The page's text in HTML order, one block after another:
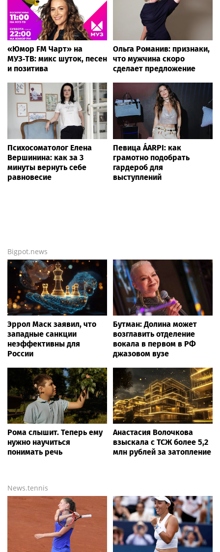
«Юмор FM Чарт» на
МУЗ‑ТВ: микс шуток, песен
и позитива
Ольга Романив: признаки,
что мужчина скоро
сделает предложение
Психосоматолог Елена
Вершинина: как за 3
минуты вернуть себе
равновесие
Певица ÁARPI: как
грамотно подобрать
гардероб для
выступлений
Bigpot.news
Эррол Маск заявил, что
западные санкции
неэффективны для
России
Бутман: Долина может
возглавить отделение
вокала в первом в РФ
джазовом вузе
Рома слышит. Теперь ему
нужно научиться
понимать речь
Анастасия Волочкова
взыскала с ТСЖ более 5,2
млн рублей за затопление
News.tennis